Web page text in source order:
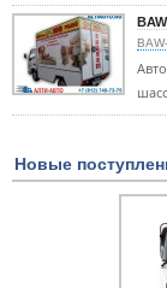
Новые